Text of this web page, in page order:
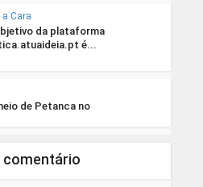
a Cara
da plataforma
é...
de Petanca no
comentário